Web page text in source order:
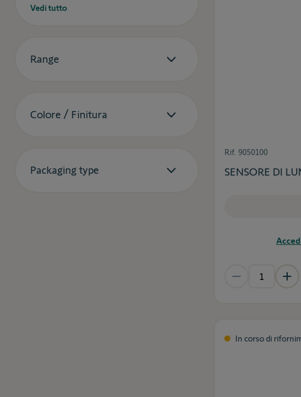
Vedi tutto
Range
Colore / Finitura
Packaging type
Rif. 9050100
SENSORE DI
In corso di